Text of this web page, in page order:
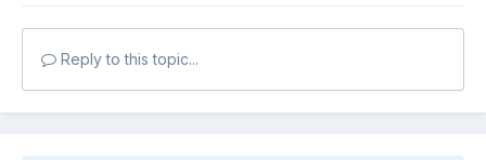
Reply to this topic...